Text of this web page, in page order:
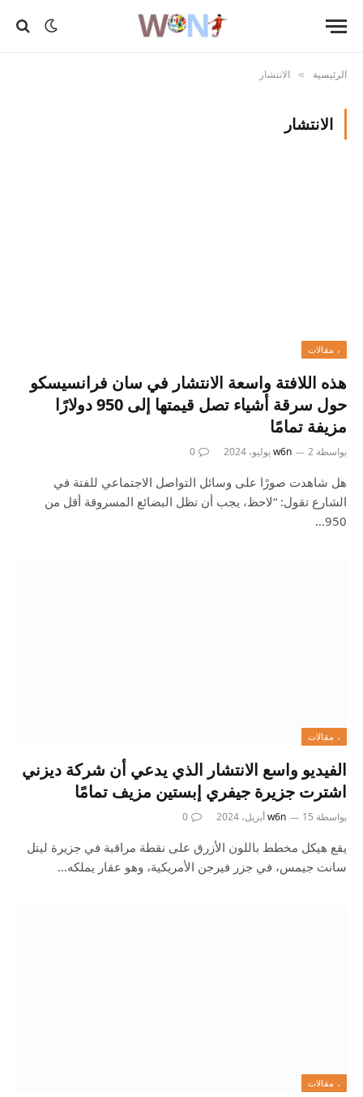
الرئيسية » الانتشار
الانتشار
، مقالات
هذه اللافتة واسعة الانتشار في سان فرانسيسكو
حول سرقة أشياء تصل قيمتها إلى 950 دولارًا
مزيفة تمامًا
بواسطة w6n 2 يوليو، 2024 0
هل شاهدت صورًا على وسائل التواصل الاجتماعي للفتة في
الشارع تقول: “لاحظ، يجب أن تظل البضائع المسروقة أقل من
950…
، مقالات
الفيديو واسع الانتشار الذي يدعي أن شركة ديزني
اشترت جزيرة جيفري إبستين مزيف تمامًا
بواسطة w6n 15 أبريل، 2024 0
يقع هيكل مخطط باللون الأزرق على نقطة مراقبة في جزيرة ليتل
سانت جيمس، في جزر فيرجن الأمريكية، وهو عقار يملكه…
، مقالات